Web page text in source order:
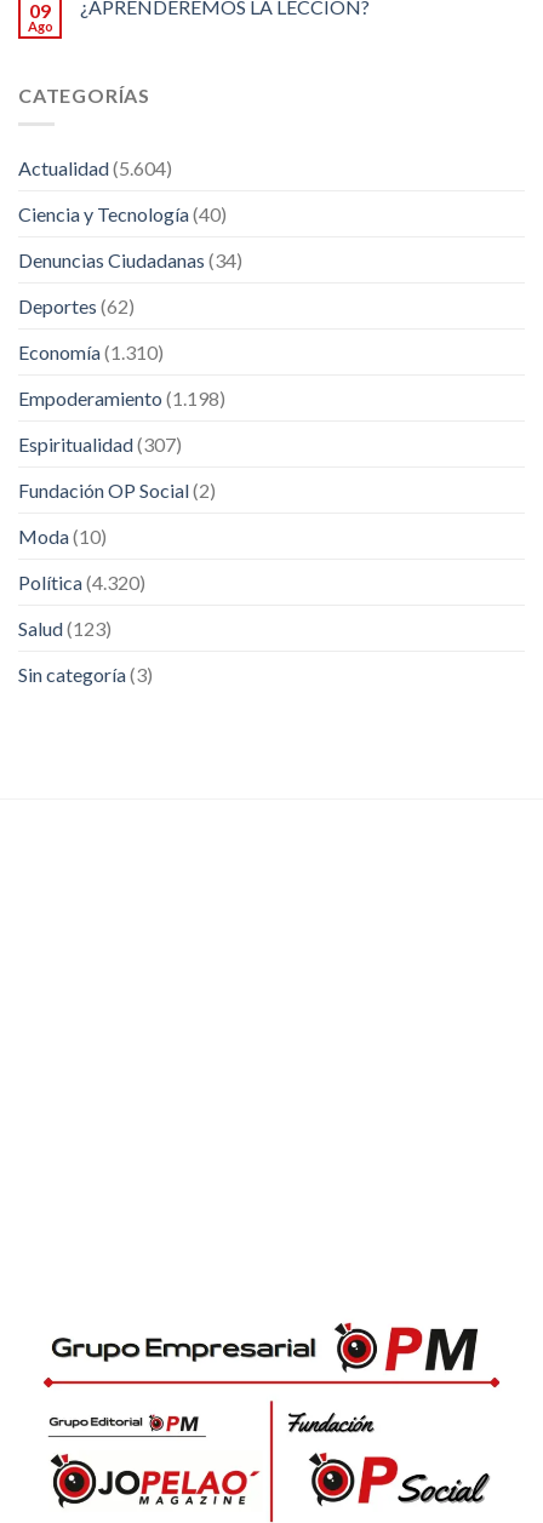
09
Ago
¿APRENDEREMOS LA LECCIÓN?
CATEGORÍAS
Actualidad(5.604)
Ciencia y Tecnología(40)
Denuncias Ciudadanas (34)
Deportes (62)
Economía(1.310)
Empoderamiento (1.198)
Espiritualidad(307)
Fundación OP Social(2)
Moda(10)
Política(4.320)
Salud(123)
Sin categoría(3)